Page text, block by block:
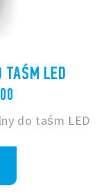
TAŚM LED
do taśm LED